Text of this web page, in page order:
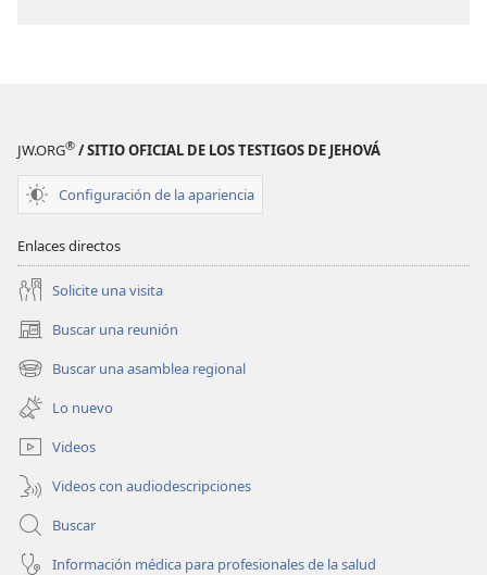
JW.ORG® / SITIO OFICIAL DE LOS TESTIGOS DE JEHOVÁ
Configuración de la apariencia
Enlaces directos
Solicite una visita
Buscar una reunión
(abre
una
nueva
ventana)
Buscar una asamblea regional
(abre
una
nueva
ventana)
Lo nuevo
Videos
Videos con audiodescripciones
Buscar
Información médica para profesionales de la salud